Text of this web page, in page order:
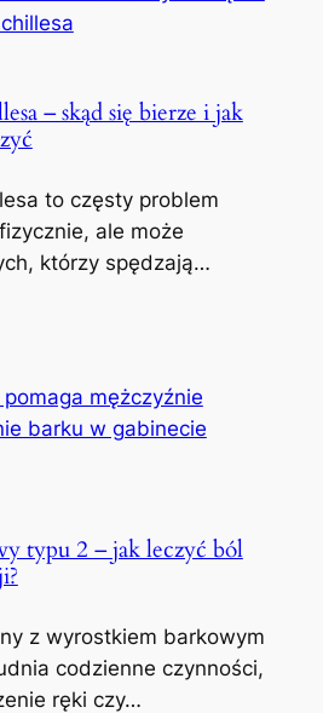
– skąd się bierze i jak
to częsty problem
ale może
którzy spędzają…
typu 2 – jak leczyć ból
z wyrostkiem barkowym
codzienne czynności,
ręki czy…